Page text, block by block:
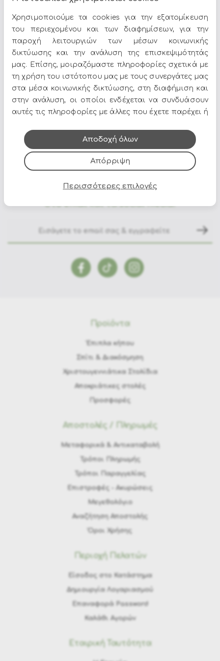
Ελάχιστη Παραγγελία : 2,0000
Τα Τραπέζια αποτελούν ιδανική επιλογή για να δώσετε
χαρακτήρα στον χώρο σας. Στο Epilegin θα βρείτε
πλούσια γκάμα σε σχέδια, χρώματα και υλικά, για να
ταιριάζουν απόλυτα με το στυλ του σπιτιού σας.
Όλες οι προσφορές και τα νέα του Epilegin,
στο email και τα social media!
Προϊόντα
Έπιπλα κήπου
Σπίτι & Διακόσμηση
Χριστουγεννιάτικα Στολίδια
Αποκριάτικες στολές
Προσφορές
Αποστολές / Πληρωμές
Μεταφορικά & Αντικαταβολή
Τρόποι Πληρωμής
Τρόποι Παραγγελίας
Eπιστροφές - Ακυρώσεις
Μεγεθολόγιο
Αναζήτηση Αποστολής
Όροι Χρήσης
Περιοχή Πελατών
Είσοδος στο Κατάστημα
Δημιουργία Λογαριασμού
Επαναφορά Password
Καλάθι Αγορών
Εταιρική Ταυτότητα
Χρησιμοποιούμε τα cookies για την εξατομίκευση
του περιεχομένου και των διαφημίσεων, για την
παροχή λειτουργιών των μέσων κοινωνικής
δικτύωσης και την ανάλυση της επισκεψιμότητάς
μας. Επίσης, μοιραζόμαστε πληροφορίες σχετικά με
τη χρήση του ιστότοπου μας με τους συνεργάτες μας
στα μέσα κοινωνικής δικτύωσης, στη διαφήμιση και
στην ανάλυση, οι οποίοι ενδέχεται να συνδυάσουν
αυτές τις πληροφορίες με άλλες που έχετε παρέχει ή
τους.
Απόρριψη
Αποδοχή όλων
Περισσότερες επιλογές